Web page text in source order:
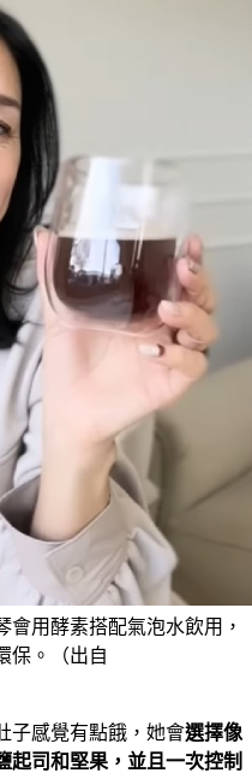
用酵素搭配氣泡水飲用，
保。（出自
子感覺有點餓，她會選擇像
起司和堅果，並且一次控制